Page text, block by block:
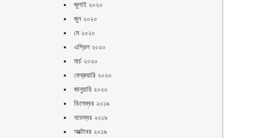
জুলাই ২০২০
জুন ২০২০
মে ২০২০
এপ্রিল ২০২০
মার্চ ২০২০
ফেব্রুয়ারি ২০২০
জানুয়ারি ২০২০
ডিসেম্বর ২০১৯
নভেম্বর ২০১৯
অক্টোবর ২০১৯